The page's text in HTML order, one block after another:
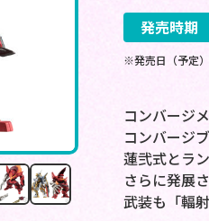
発売時期
※発売日（予定
コンバージ
コンバージ
蓮弐式とラ
さらに発展さ
武装も「輻